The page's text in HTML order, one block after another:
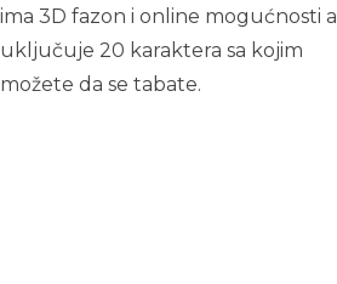
ima 3D fazon i online mogućnosti a
uključuje 20 karaktera sa kojim
možete da se tabate.